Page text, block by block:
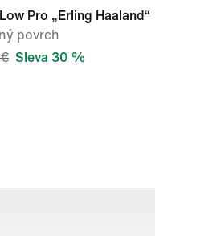
Pro „Erling Haaland“
povrch
Sleva 30 %